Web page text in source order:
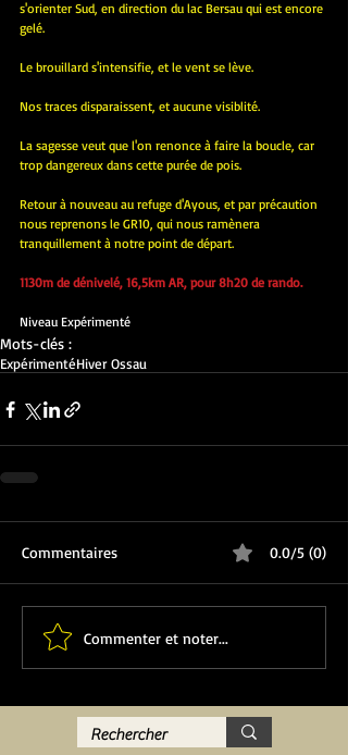
s'orienter Sud, en direction du lac Bersau qui est encore
gelé.
Le brouillard s'intensifie, et le vent se lève.
Nos traces disparaissent, et aucune visiblité.
La sagesse veut que l'on renonce à faire la boucle, car
trop dangereux dans cette purée de pois.
Retour à nouveau au refuge d'Ayous, et par précaution
nous reprenons le GR10, qui nous ramènera
tranquillement à notre point de départ.
1130m de dénivelé, 16,5km AR, pour 8h20 de rando.
Niveau Expérimenté
Mots-clés :
ExpérimentéHiver Ossau
Commentaires 0.0/5 (0)
Commenter et noter...